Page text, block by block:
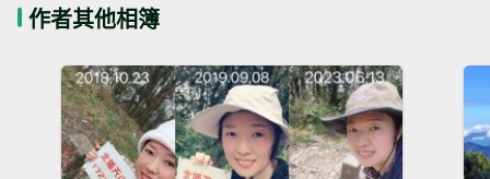
作者其他相簿